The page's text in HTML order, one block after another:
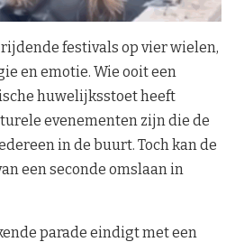
festivals op vier wielen,
en emotie. Wie ooit een
huwelijksstoet heeft
evenementen zijn die de
in de buurt. Toch kan de
een seconde omslaan in
parade eindigt met een